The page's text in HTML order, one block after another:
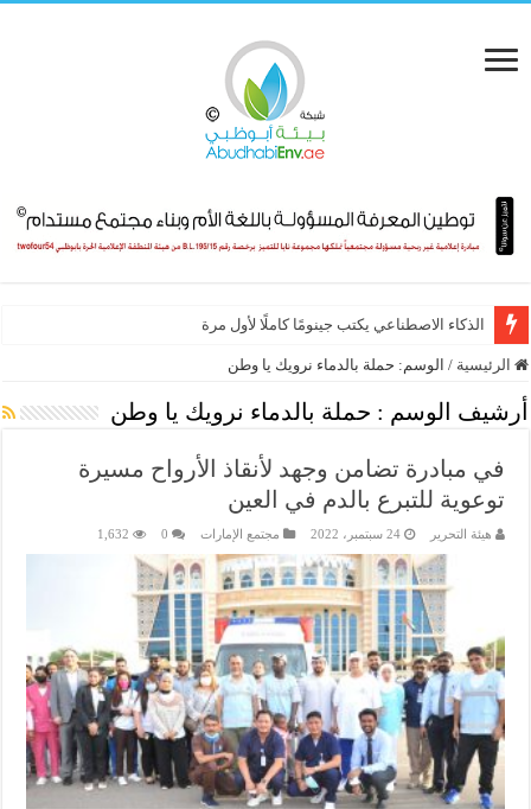
الذكاء الاصطناعي يكتب جينومًا كاملًا لأول مرة
الرئيسية / الوسم: حملة بالدماء نرويك يا وطن
أرشيف الوسم : حملة بالدماء نرويك يا وطن
في مبادرة تضامن وجهد لأنقاذ الأرواح مسيرة
توعوية للتبرع بالدم في العين
هيئة التحرير 24 سبتمبر، 2022 مجتمع الإمارات 0
1,632